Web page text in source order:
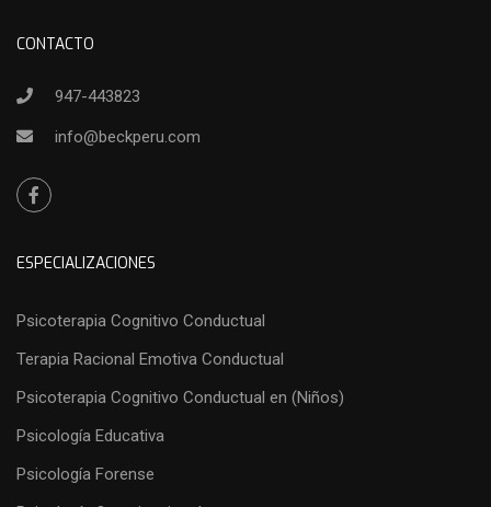
CONTACTO
947-443823
info@beckperu.com
ESPECIALIZACIONES
Psicoterapia Cognitivo Conductual
Terapia Racional Emotiva Conductual
Psicoterapia Cognitivo Conductual en (Niños)
Psicología Educativa
Psicología Forense